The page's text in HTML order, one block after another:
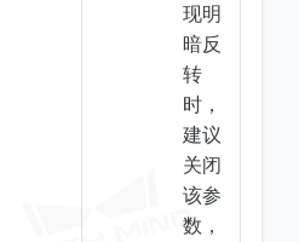
现明
暗反
转
时，
建议
关闭
该参
数，